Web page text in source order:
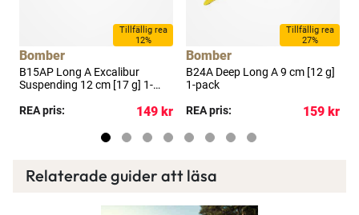
Tillfällig rea
12%
Bomber
B15AP Long A Excalibur
Suspending 12 cm [17 g] 1-
REA pris:
149 kr
Tillfällig rea
27%
Bomber
B24A Deep Long A 9 cm [12 g]
1-pack
REA pris:
159 kr
Relaterade guider att läsa